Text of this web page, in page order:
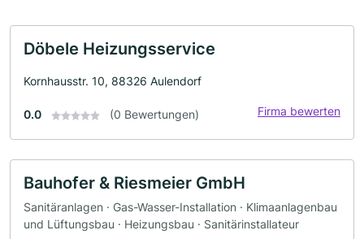
Döbele Heizungsservice
Kornhausstr. 10, 88326 Aulendorf
0.0 (0 Bewertungen) Firma bewerten
Bauhofer & Riesmeier GmbH
Sanitäranlagen · Gas-Wasser-Installation · Klimaanlagenbau
und Lüftungsbau · Heizungsbau · Sanitärinstallateur